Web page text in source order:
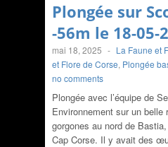
Plongée sur
-56m le 18-05-
mai 18, 2025 - La Faune et
et Flore de Corse, Plongée
no comments
Plongée avec l’équipe de
Environnement sur un belle
gorgones au nord de
Cap Corse. Il y avait des